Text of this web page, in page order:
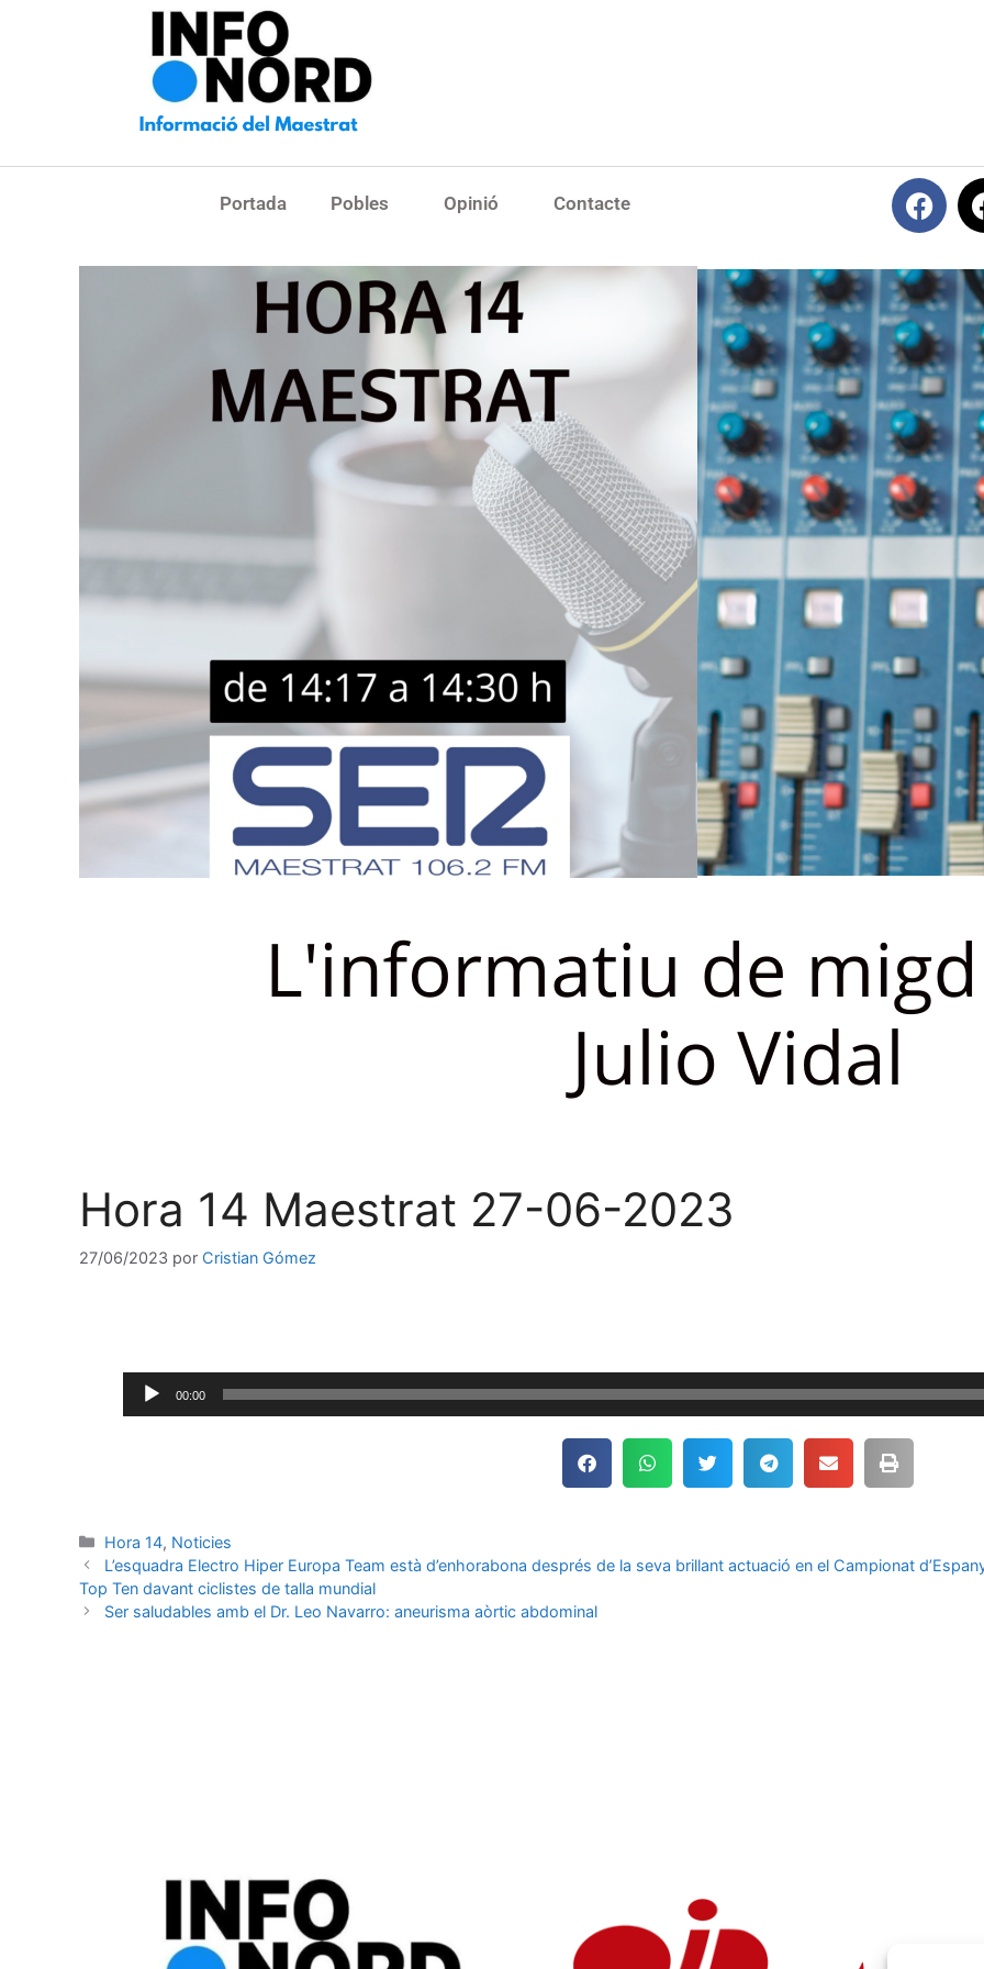
Portada Pobles Opinió Contacte
Hora 14 Maestrat 27-06-2023
27/06/2023 por Cristian Gómez
Reproductor
de
00:00
Hora 14, Noticies
L’esquadra Electro Hiper Europa Team està d’enhorabona després de la seva brillant actuació en el Campionat
Top Ten davant ciclistes de talla mundial
Ser saludables amb el Dr. Leo Navarro: aneurisma aòrtic abdominal